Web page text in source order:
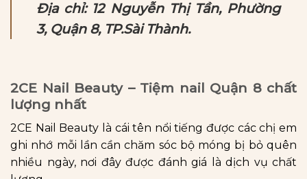
Địa chỉ: 12 Nguyễn Thị Tần, Phường
3, Quận 8, TP.Sài Thành.
2CE Nail Beauty – Tiệm nail Quận 8 chất
lượng nhất
2CE Nail Beauty là cái tên nổi tiếng được các chị em
ghi nhớ mỗi lần cần chăm sóc bộ móng bị bỏ quên
nhiều ngày, nơi đây được đánh giá là dịch vụ chất